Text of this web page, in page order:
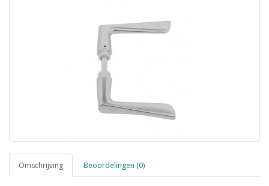
Omschrijving Beoordelingen (0)